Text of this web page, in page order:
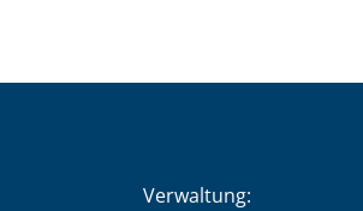
Verwaltung: